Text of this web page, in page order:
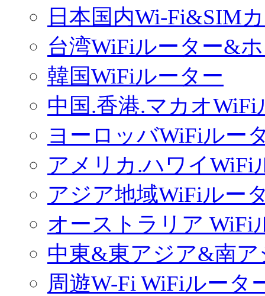
日本国内Wi-Fi&SIM
台湾WiFiルーター&
韓国WiFiルーター
中国.香港.マカオWiFi
ヨーロッバWiFiルー
アメリカ.ハワイWiFi
アジア地域WiFiルー
オーストラリア WiFi
中東&東アジア&南
周遊W-Fi WiFiルータ